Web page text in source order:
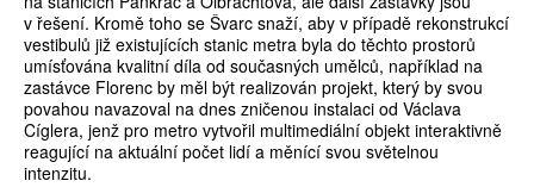
v řešení. Kromě toho se Švarc snaží, aby v případě rekonstrukcí
vestibulů již existujících stanic metra byla do těchto prostorů
umísťována kvalitní díla od současných umělců, například na
zastávce Florenc by měl být realizován projekt, který by svou
povahou navazoval na dnes zničenou instalaci od Václava
Cíglera, jenž pro metro vytvořil multimediální objekt interaktivně
reagující na aktuální počet lidí a měnící svou světelnou
intenzitu.